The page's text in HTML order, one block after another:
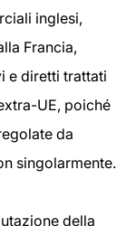
inglesi,
Francia,
e diretti trattati
UE, poiché
da
singolarmente.
della